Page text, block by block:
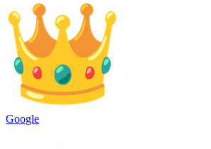
Google